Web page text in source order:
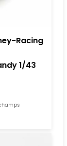
Racing
1/43